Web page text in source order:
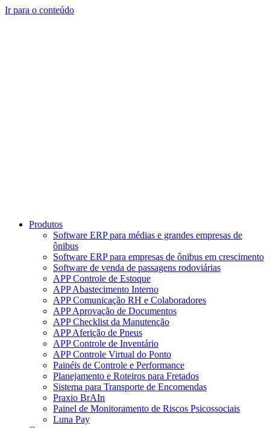
Ir para o conteúdo
Produtos
Software ERP para médias e grandes empresas de
ônibus
Software ERP para empresas de ônibus em crescimento
Software de venda de passagens rodoviárias
APP Controle de Estoque
APP Abastecimento Interno
APP Comunicação RH e Colaboradores
APP Aprovação de Documentos
APP Checklist da Manutenção
APP Aferição de Pneus
APP Controle de Inventário
APP Controle Virtual do Ponto
Painéis de Controle e Performance
Planejamento e Roteiros para Fretados
Sistema para Transporte de Encomendas
Praxio BrAIn
Painel de Monitoramento de Riscos Psicossociais
Luna Pay